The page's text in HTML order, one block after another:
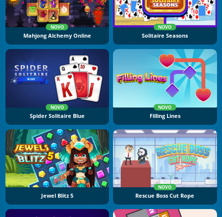
NOVO
Mahjong Alchemy Online
NOVO
Solitaire Seasons
NOVO
Spider Solitaire Blue
NOVO
Filling Lines
Jewel Blitz 5
NOVO
Rescue Boss Cut Rope